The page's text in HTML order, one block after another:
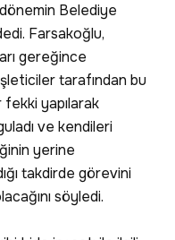
Belediye
Farsakoğlu,
gereğince
tarafından bu
yapılarak
ve kendileri
yerine
takdirde görevini
söyledi.